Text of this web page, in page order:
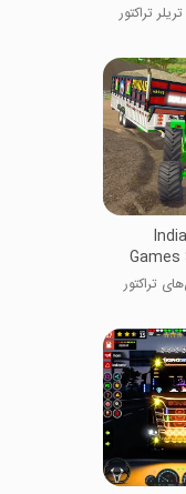
تراکتور
تراکتور